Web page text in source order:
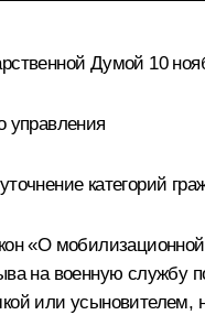
Думой 10
управления
категорий
«О
на военную
или